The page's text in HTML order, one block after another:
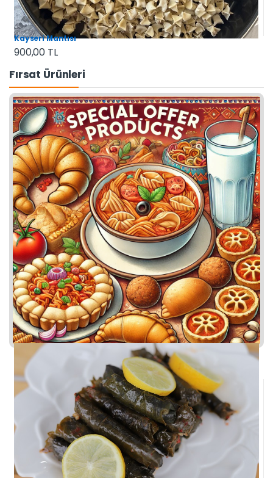
Kayseri Mantısı
900,00 TL
Fırsat Ürünleri